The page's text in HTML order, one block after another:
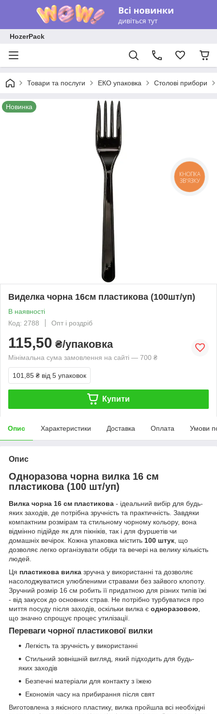
HozerPack
Товари та послуги ЕКО упаковка Столові прибори
Новинка
Виделка чорна 16см пластикова (100шт/уп)
В наявності
Код: 2788
Опт і роздріб
115,50 ₴/упаковка
Мінімальна сума замовлення на сайті — 700 ₴
101,85 ₴ від 5 упаковок
Купити
Опис Характеристики Доставка Оплата Умови
Опис
Одноразова чорна вилка 16 см
пластикова (100 шт/уп)
Вилка чорна 16 см пластикова - ідеальний вибір для будь-
яких заходів, де потрібна зручність та практичність. Завдяки
компактним розмірам та стильному чорному кольору, вона
відмінно підійде як для пікніків, так і для фуршетів чи
домашніх вечірок. Кожна упаковка містить 100 штук, що
дозволяє легко організувати обіди та вечері на велику кількість
людей.
Ця пластикова вилка зручна у використанні та дозволяє
насолоджуватися улюбленими стравами без зайвого клопоту.
Зручний розмір 16 см робить її придатною для різних типів їжі
- від закусок до основних страв. Не потрібно турбуватися про
миття посуду після заходів, оскільки вилка є одноразовою,
що значно спрощує процес утилізації.
Переваги чорної пластикової вилки
Легкість та зручність у використанні
Стильний зовнішній вигляд, який підходить для будь-
яких заходів
Безпечні матеріали для контакту з їжею
Економія часу на прибирання після свят
Виготовлена з якісного пластику, вилка пройшла всі необхідні
КНОПКА
ЗВ'ЯЗКУ